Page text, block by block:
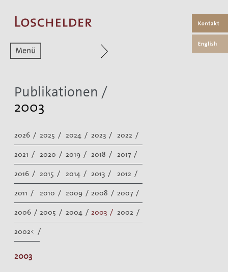
Zum aktuellen Menüpunkt
Publikationen /
2003
2026 / 2025 / 2024 / 2023 / 2022 /
2021 / 2020 / 2019 / 2018 / 2017 /
2016 / 2015 / 2014 / 2013 / 2012 /
2011 / 2010 / 2009 / 2008 / 2007 /
2006 / 2005 / 2004 / 2003 / 2002 /
2002< /
2003